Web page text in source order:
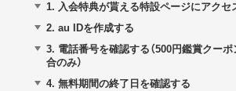
1. 入会特典が貰える特設ページにアクセ
2. au IDを作成する
3. 電話番号を確認する（500円鑑賞クー
合のみ）
4. 無料期間の終了日を確認する